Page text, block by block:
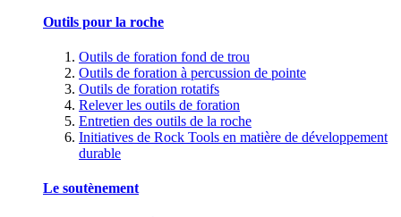
Outils pour la roche
Outils de foration fond de trou
Outils de foration à percussion de pointe
Outils de foration rotatifs
Relever les outils de foration
Entretien des outils de la roche
Initiatives de Rock Tools en matière de développement
durable
Le soutènement